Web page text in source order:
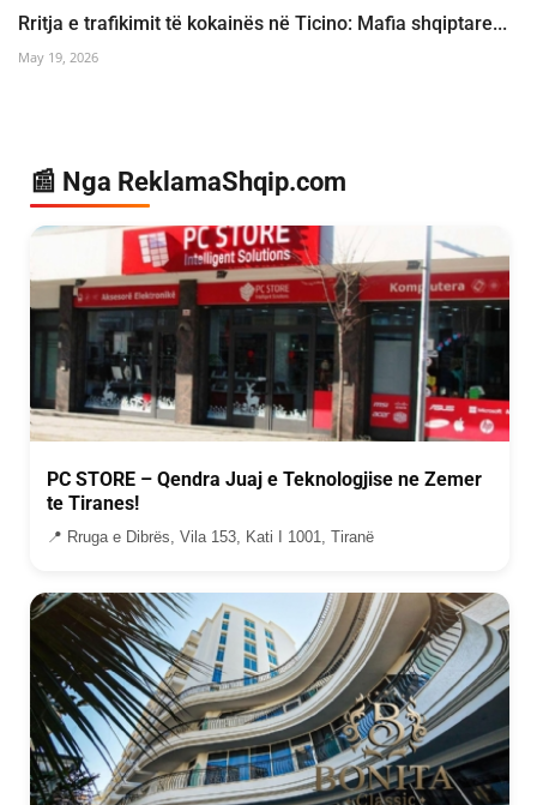
Rritja e trafikimit të kokainës në Ticino: Mafia shqiptare...
May 19, 2026
📰 Nga ReklamaShqip.com
PC STORE – Qendra Juaj e Teknologjise ne Zemer
te Tiranes!
📍 Rruga e Dibrës, Vila 153, Kati I 1001, Tiranë